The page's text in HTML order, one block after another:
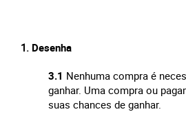
Desenha
3.1 Nenhuma compra é
ganhar. Uma compra ou
suas chances de ganhar.